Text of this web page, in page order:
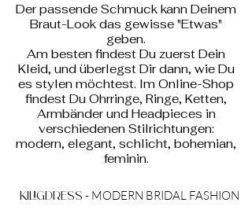
Der passende Schmuck kann Deinem
Braut-Look das gewisse "Etwas"
geben.
Am besten findest Du zuerst Dein
Kleid, und überlegst Dir dann, wie Du
es stylen möchtest. Im Online-Shop
findest Du Ohrringe, Ringe, Ketten,
Armbänder und Headpieces in
verschiedenen Stilrichtungen:
modern, elegant, schlicht, bohemian,
feminin.
kiligdress - MODERN BRIDAL FASHION